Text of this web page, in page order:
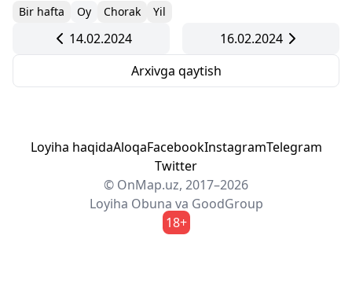
Bir hafta Oy Chorak Yil
14.02.2024
16.02.2024
Arxivga qaytish
Loyiha haqidaAloqaFacebookInstagramTelegram
Twitter
© OnMap.uz, 2017–2026
Loyiha Obuna va GoodGroup
18+